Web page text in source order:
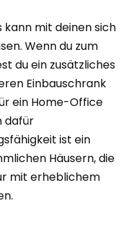
kann mit deinen sich
Wenn du zum
du ein zusätzliches
Einbauschrank
ein Home-Office
dafür
ist ein
Häusern, die
mit erheblichem